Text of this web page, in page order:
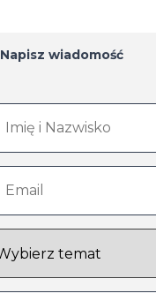
Napisz wiadomość